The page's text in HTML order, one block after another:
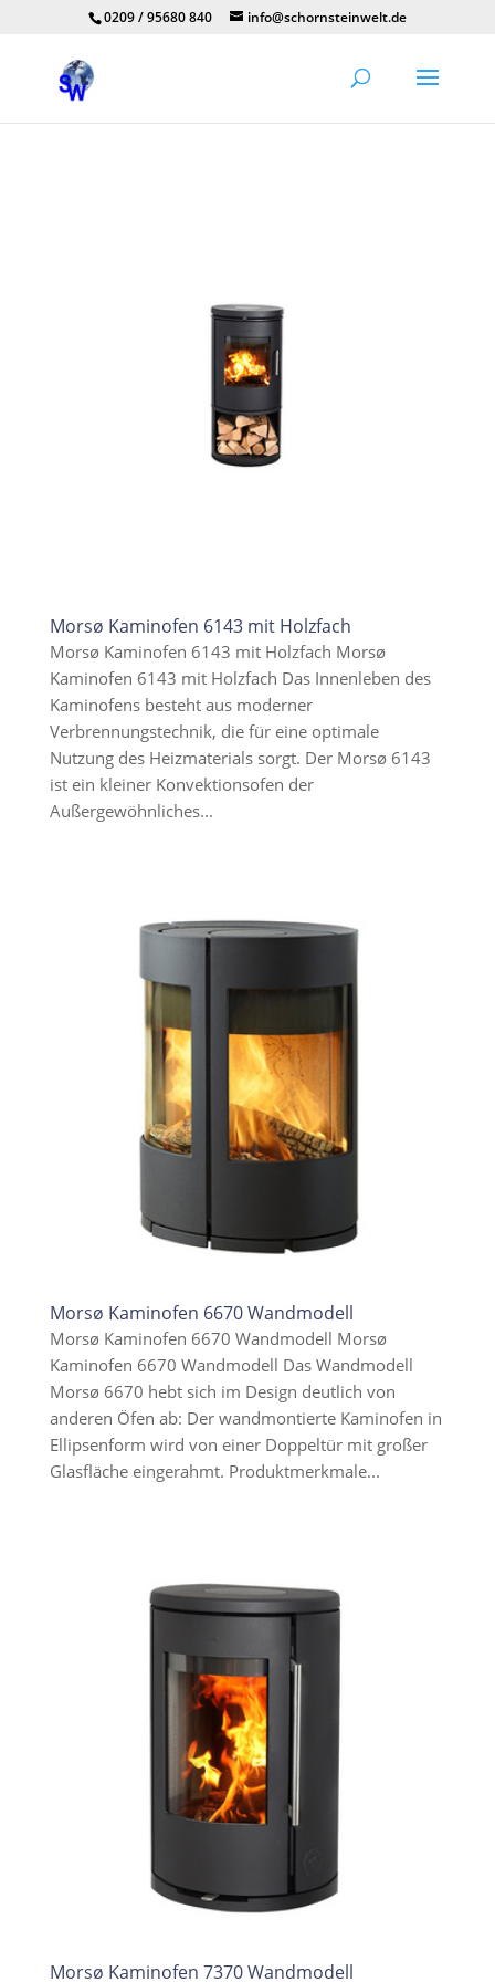
0209 / 95680 840 info@schornsteinwelt.de
Morsø Kaminofen 6143 mit Holzfach
Morsø Kaminofen 6143 mit Holzfach Morsø
Kaminofen 6143 mit Holzfach Das Innenleben des
Kaminofens besteht aus moderner
Verbrennungstechnik, die für eine optimale
Nutzung des Heizmaterials sorgt. Der Morsø 6143
ist ein kleiner Konvektionsofen der
Außergewöhnliches...
Morsø Kaminofen 6670 Wandmodell
Morsø Kaminofen 6670 Wandmodell Morsø
Kaminofen 6670 Wandmodell Das Wandmodell
Morsø 6670 hebt sich im Design deutlich von
anderen Öfen ab: Der wandmontierte Kaminofen in
Ellipsenform wird von einer Doppeltür mit großer
Glasfläche eingerahmt. Produktmerkmale...
Morsø Kaminofen 7370 Wandmodell